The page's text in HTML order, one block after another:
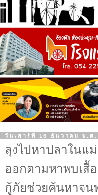
วันเสาร์ที่ 16 ธันวาคม พ.ศ.
ลุงไปหาปลาในแ
ออกตามหาพบเสื้
กู้ภัยช่วยค้นหาจน